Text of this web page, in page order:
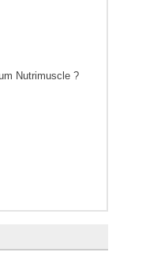
Nutrimuscle ?